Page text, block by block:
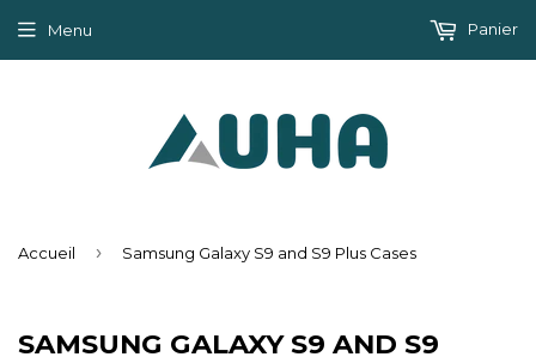
Menu Panier
Accueil › Samsung Galaxy S9 and S9 Plus Cases
SAMSUNG GALAXY S9 AND S9